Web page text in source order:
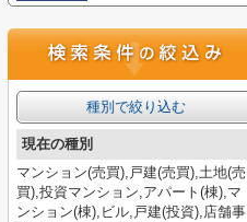
種別で絞り込む
現在の種別
マンション(売買),戸建(売買),土地(売
買),投資マンション,アパート(棟),マ
ンション(棟),ビル,戸建(投資),店舗事